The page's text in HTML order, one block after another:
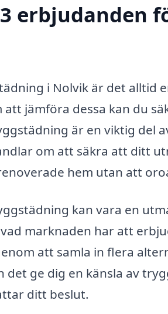
erbjudanden
i Nolvik är det alltid
jämföra dessa kan du
är en viktig del
om att säkra att ditt
hem utan att
kan vara en
marknaden har att
att samla in flera
det ge dig en känsla av
ditt beslut.